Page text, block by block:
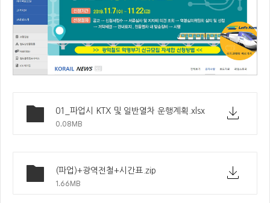
01_파업시 KTX 및 일반열차 운행계획.xlsx
0.08MB
(파업)+광역전철+시간표.zip
1.66MB